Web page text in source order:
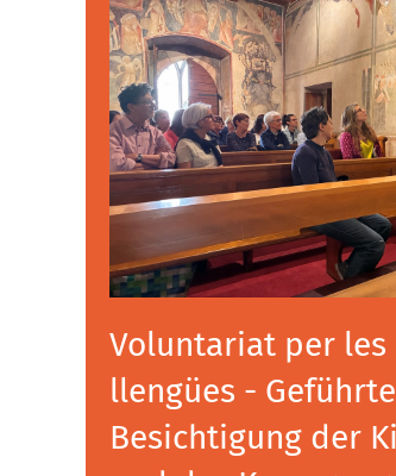
Voluntariat per les
llengües - Geführte
Besichtigung der